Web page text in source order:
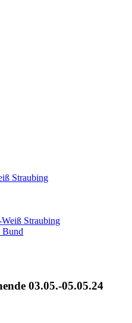
Straubing
Straubing
Bund
03.05.-05.05.24